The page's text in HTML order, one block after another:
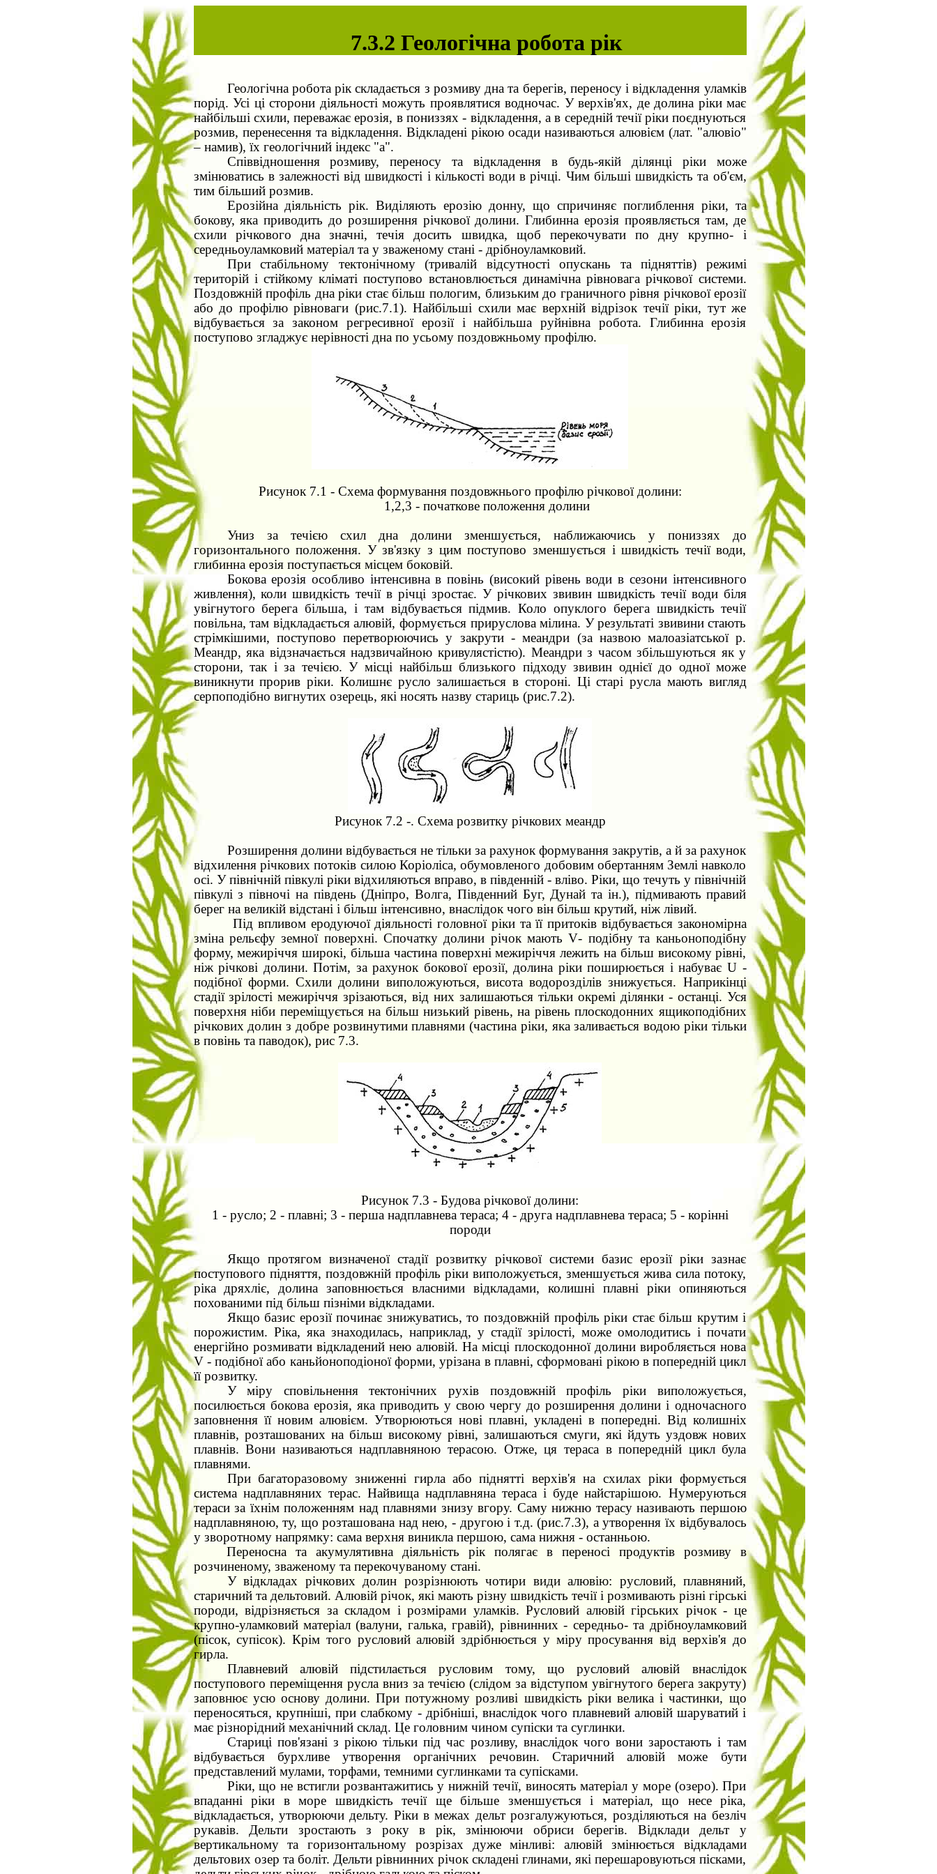
7.3.2 Геологічна робота рік
Геологічна робота рік складається з розмиву дна та берегів, переносу і відкладення уламків
порід. Усі ці сторони діяльності можуть проявлятися водночас. У верхів'ях, де долина ріки має
найбільші схили, переважає ерозія, в пониззях - відкладення, а в середній течії ріки поєднуються
розмив, перенесення та відкладення. Відкладені рікою осади називаються алювієм (лат. "алювіо"
– намив), їх геологічний індекс "а".
Співвідношення розмиву, переносу та відкладення в будь-якій ділянці ріки може
змінюватись в залежності від швидкості і кількості води в річці. Чим більші швидкість та об'єм,
тим більший розмив.
Ерозійна діяльність рік. Виділяють ерозію донну, що спричиняє поглиблення ріки, та
бокову, яка приводить до розширення річкової долини. Глибинна ерозія проявляється там, де
схили річкового дна значні, течія досить швидка, щоб перекочувати по дну крупно- і
середньоуламковий матеріал та у зваженому стані - дрібноуламковий.
При стабільному тектонічному (тривалій відсутності опускань та підняттів) режимі
територій і стійкому кліматі поступово встановлюється динамічна рівновага річкової системи.
Поздовжній профіль дна ріки стає більш пологим, близьким до граничного рівня річкової ерозії
або до профілю рівноваги (рис.7.1). Найбільші схили має верхній відрізок течії ріки, тут же
відбувається за законом регресивної ерозії і найбільша руйнівна робота. Глибинна ерозія
поступово згладжує нерівності дна по усьому поздовжньому профілю.
Рисунок 7.1 - Схема формування поздовжнього профілю річкової долини:
1,2,3 - початкове положення долини
Униз за течією схил дна долини зменшується, наближаючись у пониззях до
горизонтального положення. У зв'язку з цим поступово зменшується і швидкість течії води,
глибинна ерозія поступається місцем боковій.
Бокова ерозія особливо інтенсивна в повінь (високий рівень води в сезони інтенсивного
живлення), коли швидкість течії в річці зростає. У річкових звивин швидкість течії води біля
увігнутого берега більша, і там відбувається підмив. Коло опуклого берега швидкість течії
повільна, там відкладається алювій, формується прируслова мілина. У результаті звивини стають
стрімкішими, поступово перетворюючись у закрути - меандри (за назвою малоазіатської р.
Меандр, яка відзначається надзвичайною кривулястістю). Меандри з часом збільшуються як у
сторони, так і за течією. У місці найбільш близького підходу звивин однієї до одної може
виникнути прорив ріки. Колишнє русло залишається в стороні. Ці старі русла мають вигляд
серпоподібно вигнутих озерець, які носять назву стариць (рис.7.2).
Рисунок 7.2 -. Схема розвитку річкових меандр
Розширення долини відбувається не тільки за рахунок формування закрутів, а й за рахунок
відхилення річкових потоків силою Коріоліса, обумовленого добовим обертанням Землі навколо
осі. У північній півкулі ріки відхиляються вправо, в південній - вліво. Ріки, що течуть у північній
півкулі з півночі на південь (Дніпро, Волга, Південний Буг, Дунай та ін.), підмивають правий
берег на великій відстані і більш інтенсивно, внаслідок чого він більш крутий, ніж лівий.
Під впливом еродуючої діяльності головної ріки та її притоків відбувається закономірна
зміна рельєфу земної поверхні. Спочатку долини річок маютьV- подібну та каньоноподібну
форму, межиріччя широкі, більша частина поверхні межиріччя лежить на більш високому рівні,
ніж річкові долини. Потім, за рахунок бокової ерозії, долина ріки поширюється і набуває U-
подібної форми. Схили долини виположуються, висота водорозділів знижується. Наприкінці
стадії зрілості межиріччя зрізаються, від них залишаються тільки окремі ділянки - останці. Уся
поверхня ніби переміщується на більш низький рівень, на рівень плоскодонних ящикоподібних
річкових долин з добре розвинутими плавнями (частина ріки, яка заливається водою ріки тільки
в повінь та паводок), рис 7.3.
Рисунок 7.3 - Будова річкової долини:
1 - русло; 2 - плавні; 3 - перша надплавнева тераса; 4 - друга надплавнева тераса; 5 - корінні
породи
Якщо протягом визначеної стадії розвитку річкової системи базис ерозії ріки зазнає
поступового підняття, поздовжній профіль ріки виположується, зменшується жива сила потоку,
ріка дряхліє, долина заповнюється власними відкладами, колишні плавні ріки опиняються
похованими під більш пізніми відкладами.
Якщо базис ерозії починає знижуватись, то поздовжній профіль ріки стає більш крутим і
порожистим. Ріка, яка знаходилась, наприклад, у стадії зрілості, може омолодитись і почати
енергійно розмивати відкладений нею алювій. На місці плоскодонної долини виробляється нова
V- подібної або каньйоноподіоної форми, урізана в плавні, сформовані рікою в попередній цикл
її розвитку.
У міру сповільнення тектонічних рухів поздовжній профіль ріки виположується,
посилюється бокова ерозія, яка приводить у свою чергу до розширення долини і одночасного
заповнення її новим алювієм. Утворюються нові плавні, укладені в попередні. Від колишніх
плавнів, розташованих на більш високому рівні, залишаються смуги, які йдуть уздовж нових
плавнів. Вони називаються надплавняною терасою. Отже, ця тераса в попередній цикл була
плавнями.
При багаторазовому зниженні гирла або піднятті верхів'я на схилах ріки формується
система надплавняних терас. Найвища надплавняна тераса і буде найстарішою. Нумеруються
тераси за їхнім положенням над плавнями знизу вгору. Саму нижню терасу називають першою
надплавняною, ту, що розташована над нею, - другою і т.д. (рис.7.3), а утворення їх відбувалось
у зворотному напрямку: сама верхня виникла першою, сама нижня - останньою.
Переносна та акумулятивна діяльність рік полягає в переносі продуктів розмиву в
розчиненому, зваженому та перекочуваному стані.
У відкладах річкових долин розрізнюють чотири види алювію: русловий, плавняний,
старичний та дельтовий. Алювій річок, які мають різну швидкість течії і розмивають різні гірські
породи, відрізняється за складом і розмірами уламків. Русловий алювій гірських річок - це
крупно-уламковий матеріал (валуни, галька, гравій), рівнинних - середньо- та дрібноуламковий
(пісок, супісок). Крім того русловий алювій здрібнюється у міру просування від верхів'я до
гирла.
Плавневий алювій підстилається русловим тому, що русловий алювій внаслідок
поступового переміщення русла вниз за течією (слідом за відступом увігнутого берега закруту)
заповнює усю основу долини. При потужному розливі швидкість ріки велика і частинки, що
переносяться, крупніші, при слабкому - дрібніші, внаслідок чого плавневий алювій шаруватий і
має різнорідний механічний склад. Це головним чином супіски та суглинки.
Стариці пов'язані з рікою тільки під час розливу, внаслідок чого вони заростають і там
відбувається бурхливе утворення органічних речовин. Старичний алювій може бути
представлений мулами, торфами, темними суглинками та супісками.
Ріки, що не встигли розвантажитись у нижній течії, виносять матеріал у море (озеро). При
впаданні ріки в море швидкість течії ще більше зменшується і матеріал, що несе ріка,
відкладається, утворюючи дельту. Ріки в межах дельт розгалужуються, розділяються на безліч
рукавів. Дельти зростають з року в рік, змінюючи обриси берегів. Відклади дельт у
вертикальному та горизонтальному розрізах дуже мінливі: алювій змінюється відкладами
дельтових озер та боліт. Дельти рівнинних річок складені глинами, які перешаровуються пісками,